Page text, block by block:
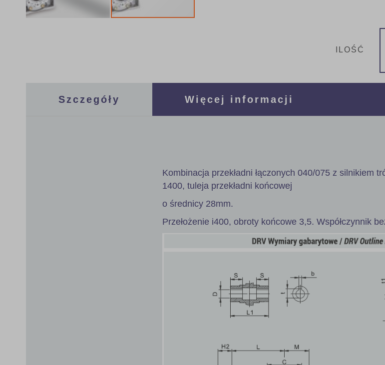
ILOŚĆ
Szczegóły
Kombinacja przekładni łączonych 040/075 z silnikiem
1400, tuleja przekładni końcowej
o średnicy 28mm.
Przełożenie i400, obroty końcowe 3,5. Współczynnik
Więcej informacji